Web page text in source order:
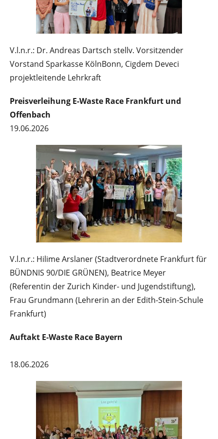
V.l.n.r.: Dr. Andreas Dartsch stellv. Vorsitzender
Vorstand Sparkasse KölnBonn, Cigdem Deveci
projektleitende Lehrkraft
Preisverleihung E-Waste Race Frankfurt und
Offenbach
19.06.2026
V.l.n.r.: Hilime Arslaner (Stadtverordnete Frankfurt für
BÜNDNIS 90/DIE GRÜNEN), Beatrice Meyer
(Referentin der Zurich Kinder- und Jugendstiftung),
Frau Grundmann (Lehrerin an der Edith-Stein-Schule
Frankfurt)
Auftakt E-Waste Race Bayern
18.06.2026